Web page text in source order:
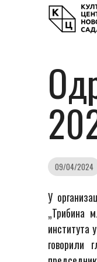
09/04/2024
У
„Трибина
института
говорили